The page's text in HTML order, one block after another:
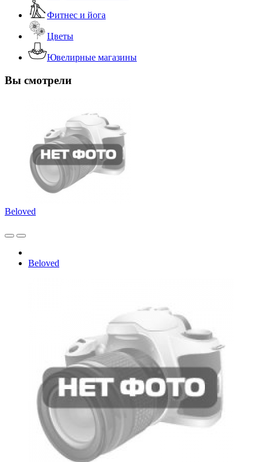
Фитнес и йога
Цветы
Ювелирные магазины
Вы смотрели
Beloved
Beloved